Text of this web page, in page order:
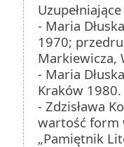
Uzupełniające
- Maria
1970;
Markiewicza,
- Maria
Kraków 1980.
- Zdzisława
wartość form
„Pamiętnik